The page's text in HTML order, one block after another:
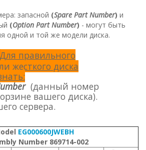
запасной (Spare Part Number) и
(Option Part Number) - могут быть
одной и той же модели диска.
Для правильного
жесткого диска
(данный номер
вашего диска).
сервера.
EG000600JWEBH
Number 869714-002